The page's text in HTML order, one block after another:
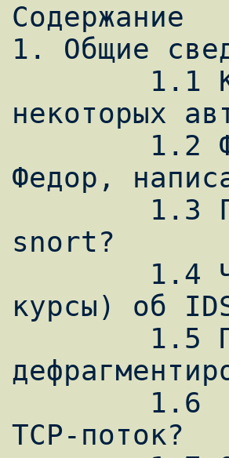
Содержание
1. Общие
некоторых
Федор,
snort?
курсы) об
TCP-поток?